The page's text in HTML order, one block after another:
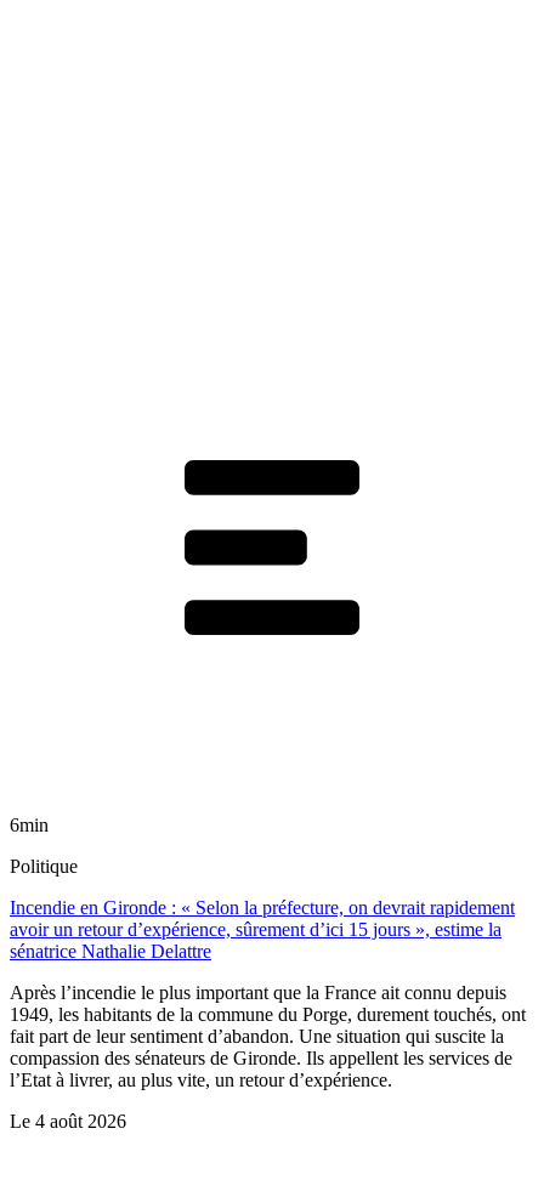
6min
Politique
Incendie en Gironde : « Selon la préfecture, on devrait rapidement
avoir un retour d’expérience, sûrement d’ici 15 jours », estime la
sénatrice Nathalie Delattre
Après l’incendie le plus important que la France ait connu depuis
1949, les habitants de la commune du Porge, durement touchés, ont
fait part de leur sentiment d’abandon. Une situation qui suscite la
compassion des sénateurs de Gironde. Ils appellent les services de
l’Etat à livrer, au plus vite, un retour d’expérience.
Le 4 août 2026